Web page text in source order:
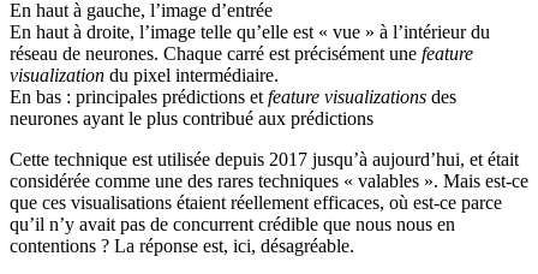
En haut à gauche, l’image d’entrée
En haut à droite, l’image telle qu’elle est « vue » à l’intérieur du
réseau de neurones. Chaque carré est précisément une feature
visualization du pixel intermédiaire.
En bas : principales prédictions et feature visualizations des
neurones ayant le plus contribué aux prédictions
Cette technique est utilisée depuis 2017 jusqu’à aujourd’hui, et était
considérée comme une des rares techniques « valables ». Mais est-ce
que ces visualisations étaient réellement efficaces, où est-ce parce
qu’il n’y avait pas de concurrent crédible que nous nous en
contentions ? La réponse est, ici, désagréable.